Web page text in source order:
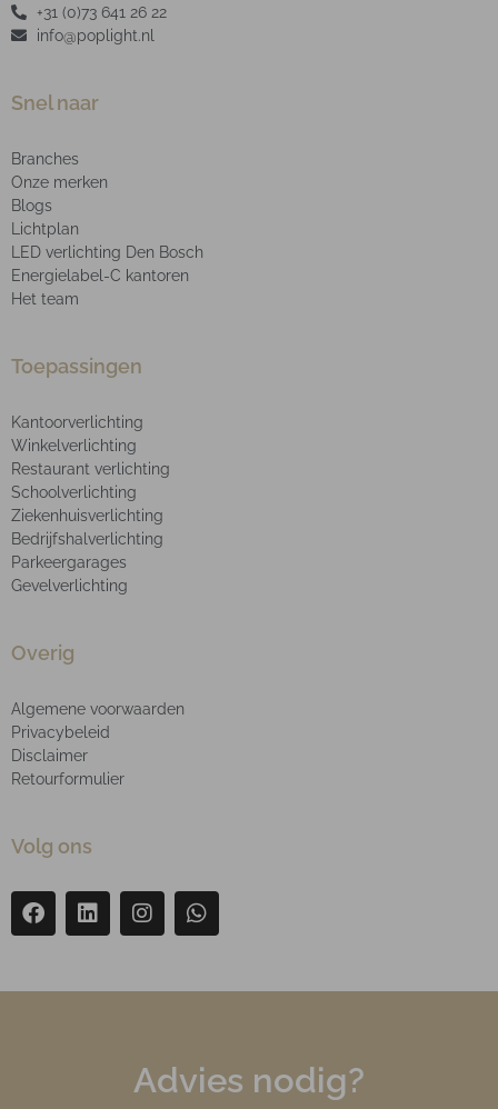
+31 (0)73 641 26 22
info@poplight.nl
Snel naar
Branches
Onze merken
Blogs
Lichtplan
LED verlichting Den Bosch
Energielabel-C kantoren
Het team
Toepassingen
Kantoorverlichting
Winkelverlichting
Restaurant verlichting
Schoolverlichting
Ziekenhuisverlichting
Bedrijfshalverlichting
Parkeergarages
Gevelverlichting
Overig
Algemene voorwaarden
Privacybeleid
Disclaimer
Retourformulier
Volg ons
Advies nodig?